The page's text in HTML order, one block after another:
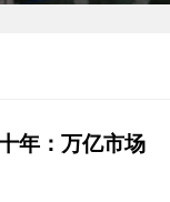
年：万亿市场